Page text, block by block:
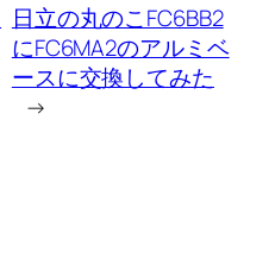
日立の丸のこFC6BB2
にFC6MA2のアルミベ
ースに交換してみた
→